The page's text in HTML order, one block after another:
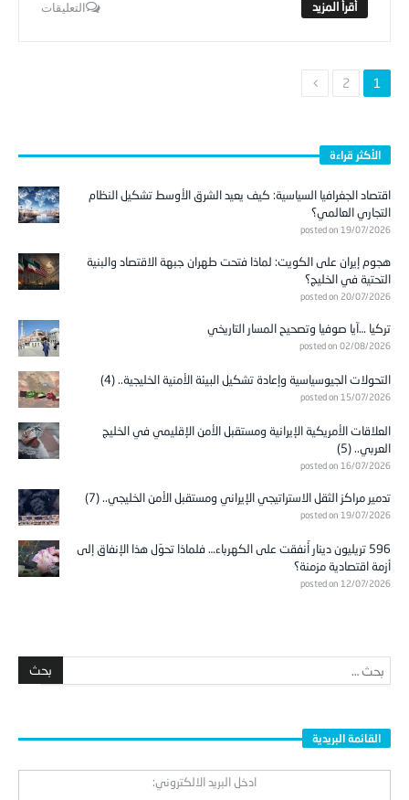
التعليقات
1
2
الأكثر قراءة
اقتصاد الجغرافيا السياسية: كيف يعيد الشرق الأوسط تشكيل النظام
التجاري العالمي؟
posted on 19/07/2026
هجوم إيران على الكويت: لماذا فتحت طهران جبهة الاقتصاد والبنية
التحتية في الخليج؟
posted on 20/07/2026
تركيا …آيا صوفيا وتصحيح المسار التاريخي
posted on 02/08/2026
التحولات الجيوسياسية وإعادة تشكيل البيئة الأمنية الخليجية.. (4)
posted on 15/07/2026
العلاقات الأمريكية الإيرانية ومستقبل الأمن الإقليمي في الخليج
العربي.. (5)
posted on 16/07/2026
تدمير مراكز الثقل الاستراتيجي الإيراني ومستقبل الأمن الخليجي.. (7)
posted on 19/07/2026
596 تريليون دينار أُنفقت على الكهرباء… فلماذا تحوّل هذا الإنفاق إلى
أزمة اقتصادية مزمنة؟
posted on 12/07/2026
القائمة البريدية
ادخل البريد الالكتروني: